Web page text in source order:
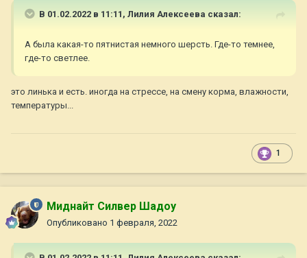
В 01.02.2022 в 11:11, Лилия Алексеева сказал:
А была какая-то пятнистая немного шерсть. Где-то темнее,
где-то светлее.
это линька и есть. иногда на стрессе, на смену корма, влажности,
температуры...
1
Миднайт Силвер Шадоу
Опубликовано 1 февраля, 2022